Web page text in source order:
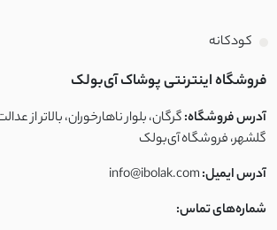
کودکانه
فروشگاه اینترنتی پوشاک آی‌بولک
آدرس فروشگاه:
گلشهر، فروشگاه آی‌بولک
آدرس ایمیل:info@ibolak.com
شماره‌های تماس: